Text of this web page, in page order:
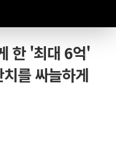
한 '최대 6억'
를 싸늘하게